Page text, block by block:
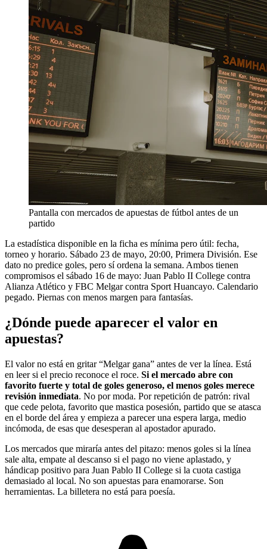
Pantalla con mercados de apuestas de fútbol antes de un
partido
La estadística disponible en la ficha es mínima pero útil: fecha,
torneo y horario. Sábado 23 de mayo, 20:00, Primera División. Ese
dato no predice goles, pero sí ordena la semana. Ambos tienen
compromisos el sábado 16 de mayo: Juan Pablo II College contra
Alianza Atlético y FBC Melgar contra Sport Huancayo. Calendario
pegado. Piernas con menos margen para fantasías.
¿Dónde puede aparecer el valor en
apuestas?
El valor no está en gritar “Melgar gana” antes de ver la línea. Está
en leer si el precio reconoce el roce. Si el mercado abre con
favorito fuerte y total de goles generoso, el menos goles merece
revisión inmediata. No por moda. Por repetición de patrón: rival
que cede pelota, favorito que mastica posesión, partido que se atasca
en el borde del área y empieza a parecer una espera larga, medio
incómoda, de esas que desesperan al apostador apurado.
Los mercados que miraría antes del pitazo: menos goles si la línea
sale alta, empate al descanso si el pago no viene aplastado, y
hándicap positivo para Juan Pablo II College si la cuota castiga
demasiado al local. No son apuestas para enamorarse. Son
herramientas. La billetera no está para poesía.